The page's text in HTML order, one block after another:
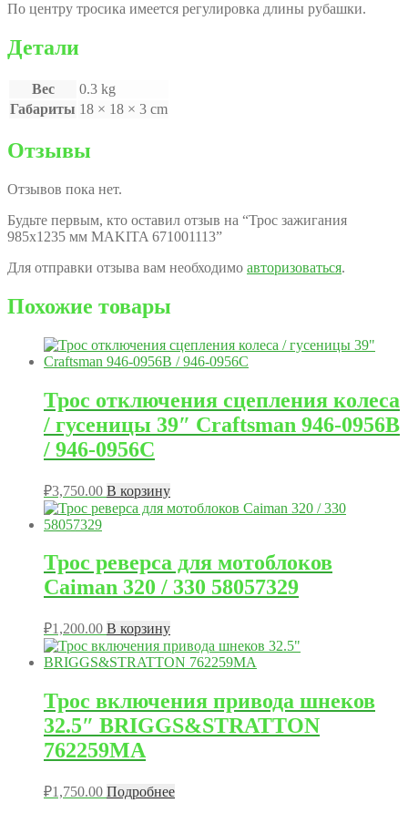
По центру тросика имеется регулировка длины рубашки.
Детали
Вес
0.3 kg
Габариты 18 × 18 × 3 cm
Отзывы
Отзывов пока нет.
Будьте первым, кто оставил отзыв на “Трос зажигания
985х1235 мм MAKITA 671001113”
Для отправки отзыва вам необходимо авторизоваться.
Похожие товары
Трос отключения сцепления колеса
/ гусеницы 39″ Craftsman 946-0956B
/ 946-0956C
₽3,750.00 В корзину
Трос реверса для мотоблоков
Caiman 320 / 330 58057329
₽1,200.00 В корзину
Трос включения привода шнеков
32.5″ BRIGGS&STRATTON
762259MA
₽1,750.00 Подробнее